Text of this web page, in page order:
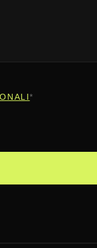
*